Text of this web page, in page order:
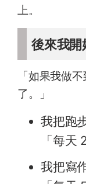
上。
後來我開
「如果我做
了。」
我把跑
「每天
我把寫